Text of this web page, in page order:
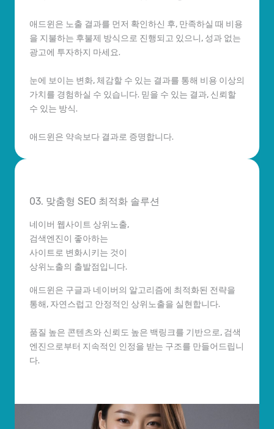
애드윈은 노출 결과를 먼저 확인하신 후, 만족하실 때 비용
을 지불하는 후불제 방식으로 진행되고 있으니, 성과 없는
광고에 투자하지 마세요.
눈에 보이는 변화, 체감할 수 있는 결과를 통해 비용 이상의
가치를 경험하실 수 있습니다. 믿을 수 있는 결과, 신뢰할
수 있는 방식.
애드윈은 약속보다 결과로 증명합니다.
03. 맞춤형 SEO 최적화 솔루션
네이버 웹사이트 상위노출,
검색엔진이 좋아하는
사이트로 변화시키는 것이
상위노출의 출발점입니다.
애드윈은 구글과 네이버의 알고리즘에 최적화된 전략을
통해, 자연스럽고 안정적인 상위노출을 실현합니다.
품질 높은 콘텐츠와 신뢰도 높은 백링크를 기반으로, 검색
엔진으로부터 지속적인 인정을 받는 구조를 만들어드립니
다.